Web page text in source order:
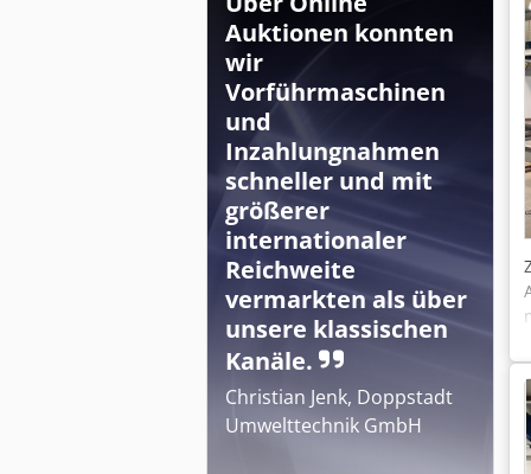
Auktionen konnten
wir
Vorführmaschinen
und
Inzahlungnahmen
schneller und mit
größerer
internationaler
Reichweite
vermarkten als über
unsere klassischen
Kanäle.
Christian Jenk, Doppstadt
Umwelttechnik GmbH